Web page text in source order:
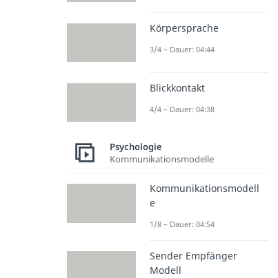
Körpersprache
3/4 – Dauer: 04:44
Blickkontakt
4/4 – Dauer: 04:38
Psychologie
Kommunikationsmodelle
Kommunikationsmodell
e
1/8 – Dauer: 04:54
Sender Empfänger
Modell